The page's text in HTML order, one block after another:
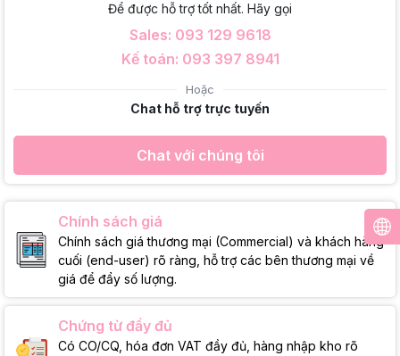
Để được hỗ trợ tốt nhất. Hãy gọi
Sales: 093 129 9618
Kế toán: 093 397 8941
Hoặc
Chat hỗ trợ trực tuyến
Chat với chúng tôi
Chính sách giá
Chính sách giá thương mại (Commercial) và khách hàng
cuối (end-user) rõ ràng, hỗ trợ các bên thương mại về
giá để đẩy số lượng.
Chứng từ đầy đủ
Có CO/CQ, hóa đơn VAT đầy đủ, hàng nhập kho rõ